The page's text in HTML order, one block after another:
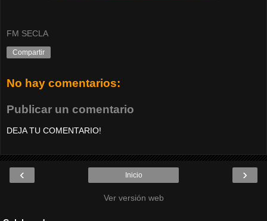
FM SECLA
Compartir
No hay comentarios:
Publicar un comentario
DEJA TU COMENTARIO!
‹ ›
Inicio
Ver versión web